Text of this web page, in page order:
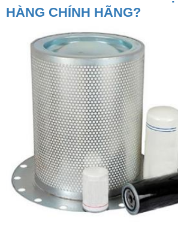
HÀNG CHÍNH HÃNG?